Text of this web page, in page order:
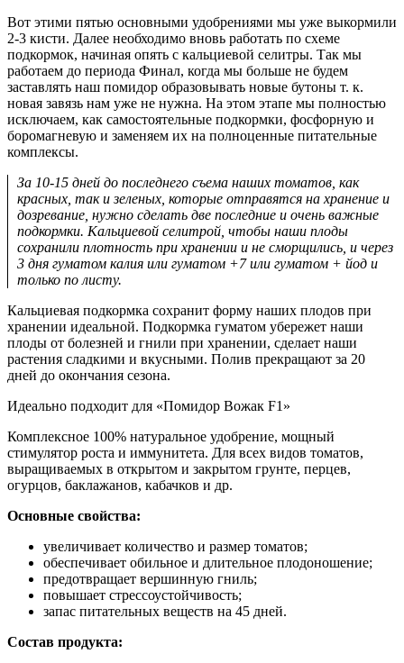
Вот этими пятью основными удобрениями мы уже выкормили
2-3 кисти. Далее необходимо вновь работать по схеме
подкормок, начиная опять с кальциевой селитры. Так мы
работаем до периода Финал, когда мы больше не будем
заставлять наш помидор образовывать новые бутоны т. к.
новая завязь нам уже не нужна. На этом этапе мы полностью
исключаем, как самостоятельные подкормки, фосфорную и
боромагневую и заменяем их на полноценные питательные
комплексы.
За 10-15 дней до последнего съема наших томатов, как
красных, так и зеленых, которые отправятся на хранение и
дозревание, нужно сделать две последние и очень важные
подкормки. Кальциевой селитрой, чтобы наши плоды
сохранили плотность при хранении и не сморщились, и через
3 дня гуматом калия или гуматом +7 или гуматом + йод и
только по листу.
Кальциевая подкормка сохранит форму наших плодов при
хранении идеальной. Подкормка гуматом убережет наши
плоды от болезней и гнили при хранении, сделает наши
растения сладкими и вкусными. Полив прекращают за 20
дней до окончания сезона.
Идеально подходит для «Помидор Вожак F1»
Комплексное 100% натуральное удобрение, мощный
стимулятор роста и иммунитета. Для всех видов томатов,
выращиваемых в открытом и закрытом грунте, перцев,
огурцов, баклажанов, кабачков и др.
Основные свойства:
увеличивает количество и размер томатов;
обеспечивает обильное и длительное плодоношение;
предотвращает вершинную гниль;
повышает стрессоустойчивость;
запас питательных веществ на 45 дней.
Состав продукта: